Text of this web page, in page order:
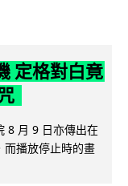
定格對白竟
8 月 9 日亦傳出在
而播放停止時的畫